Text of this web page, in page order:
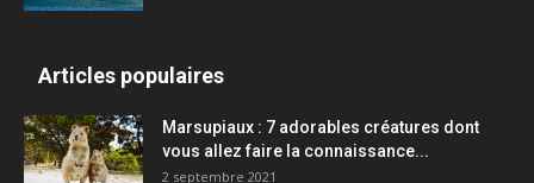
Articles populaires
Marsupiaux : 7 adorables créatures dont
vous allez faire la connaissance...
2 septembre 2021